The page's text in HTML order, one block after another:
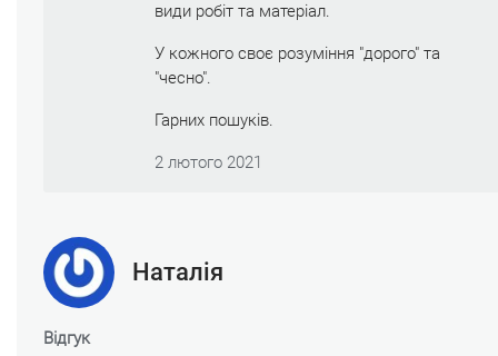
види робіт та матеріал.
У кожного своє розуміння "дорого" та
"чесно".
Гарних пошуків.
2 лютого 2021
Наталія
Відгук